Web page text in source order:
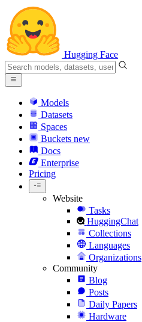
Hugging Face
Models
Datasets
Spaces
Buckets new
Docs
Enterprise
Pricing
Website
Tasks
HuggingChat
Collections
Languages
Organizations
Community
Blog
Posts
Daily Papers
Hardware